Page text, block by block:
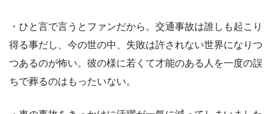
・ひと言で言うとファンだから。交通事故は誰しも起こり
得る事だし、今の世の中、失敗は許されない世界になりつ
つあるのが怖い。彼の様に若くて才能のある人を一度の誤
ちで葬るのはもったいない。